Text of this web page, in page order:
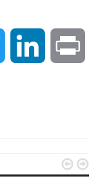
Twitter LinkedIn
 